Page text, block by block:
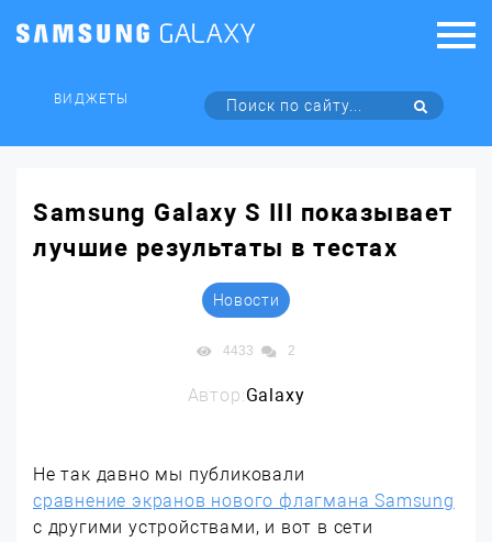
ВИДЖЕТЫ
Samsung Galaxy S III показывает
лучшие результаты в тестах
Новости
4433 2
Автор:Galaxy
Не так давно мы публиковали
сравнение экранов нового флагмана Samsung
с другими устройствами, и вот в сети